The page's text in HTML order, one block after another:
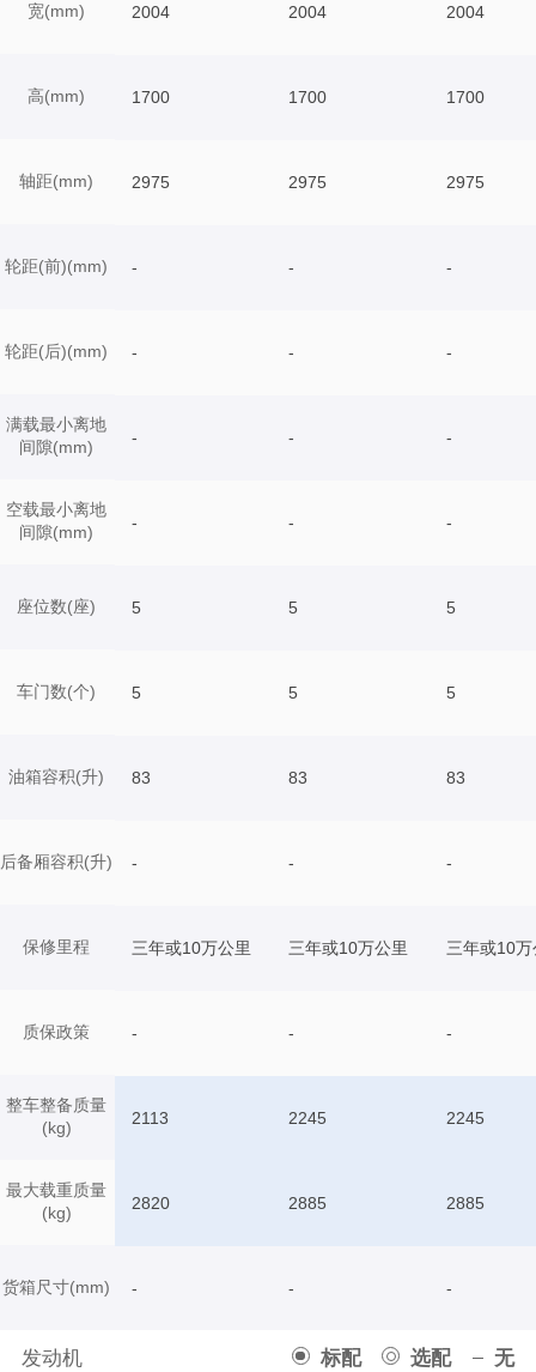
宽(mm)
高(mm)
轴距(mm)
轮距(前)(mm)
轮距(后)(mm)
满载最小离地
间隙(mm)
空载最小离地
间隙(mm)
座位数(座)
车门数(个)
油箱容积(升)
后备厢容积(升)
保修里程
质保政策
整车整备质量
(kg)
最大载重质量
(kg)
货箱尺寸(mm)
发动机 标配 选配 无
2004 2004 2004
1700 1700 1700
2975 2975 2975
- - -
- - -
- - -
- - -
5 5 5
5 5 5
83 83 83
- - -
三年或10万公里 三年或10万公里 三年或10万
- - -
2113 2245 2245
2820 2885 2885
- - -